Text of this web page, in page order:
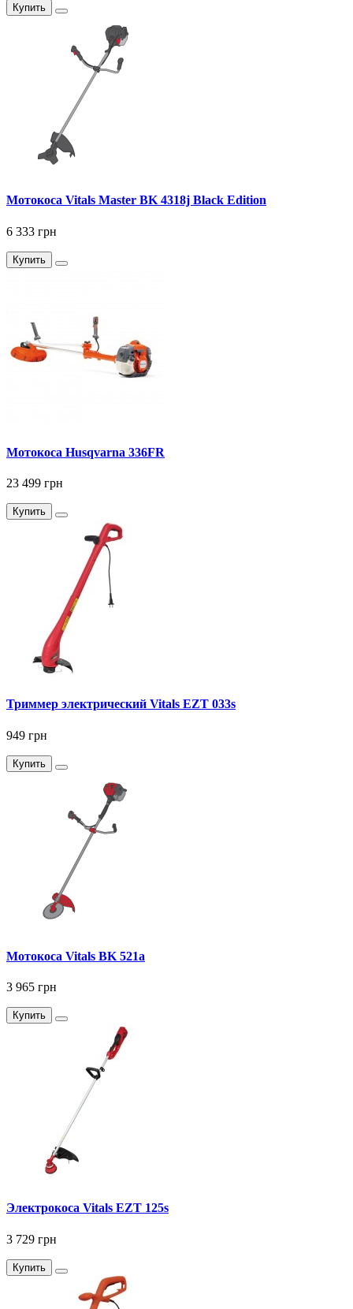
Купить
Мотокоса Vitals Master BK 4318j Black Edition
6 333 грн
Купить
Мотокоса Husqvarna 336FR
23 499 грн
Купить
Триммер электрический Vitals EZT 033s
949 грн
Купить
Мотокоса Vitals BK 521a
3 965 грн
Купить
Электрокоса Vitals EZT 125s
3 729 грн
Купить